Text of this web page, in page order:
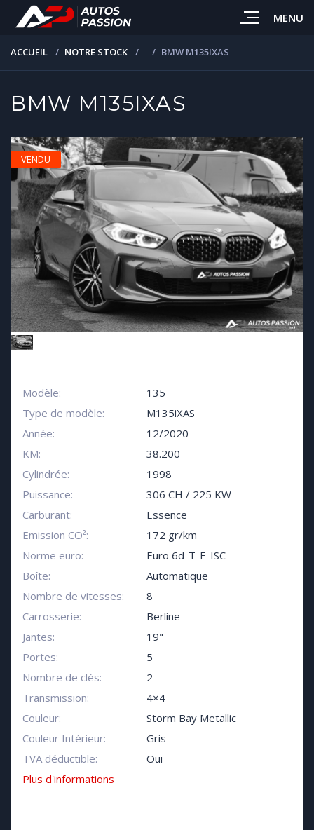
MENU
ACCUEIL NOTRE STOCK BMW M135IXAS
BMW M135IXAS
Modèle:
135
Type de modèle:
M135iXAS
Année:
12/2020
KM:
38.200
Cylindrée:
1998
Puissance:
306 CH / 225 KW
Carburant:
Essence
Emission CO²:
172 gr/km
Norme euro:
Euro 6d-T-E-ISC
Boîte:
Automatique
Nombre de vitesses:
8
Carrosserie:
Berline
Jantes:
19"
Portes:
5
Nombre de clés:
2
Transmission:
4×4
Couleur:
Storm Bay Metallic
Couleur Intérieur:
Gris
TVA déductible:
Oui
Plus d'informations
VENDU